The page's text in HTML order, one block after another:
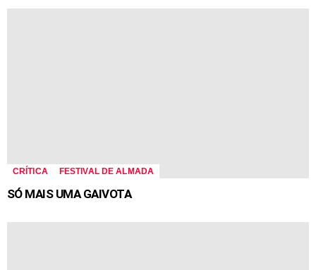
CRÍTICA FESTIVAL DE ALMADA
SÓ MAIS UMA GAIVOTA